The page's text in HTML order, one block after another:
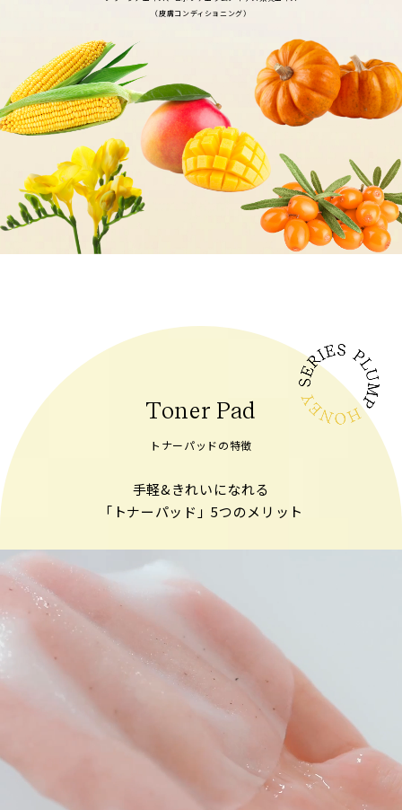
（皮膚コンディショニング）
Toner Pad
トナーパッドの特徴
手軽&きれいになれる
「トナーパッド」5つのメリット